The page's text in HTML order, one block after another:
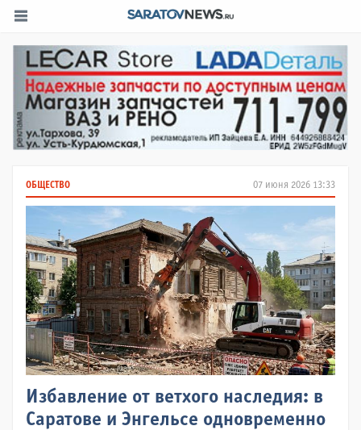
07 июня 2026 13:33
ОБЩЕСТВО
Избавление от ветхого наследия: в
Саратове и Энгельсе одновременно